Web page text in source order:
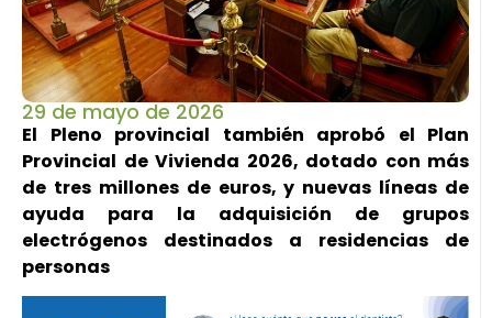
29 de mayo de 2026
El Pleno provincial también aprobó el Plan
Provincial de Vivienda 2026, dotado con más
de tres millones de euros, y nuevas líneas de
ayuda para la adquisición de grupos
electrógenos destinados a residencias de
personas